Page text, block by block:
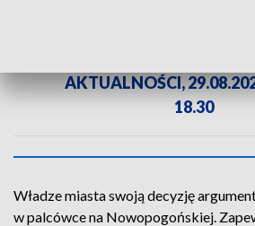
AKTUALNOŚCI,
18.30
Władze miasta swoją decyzję
w palcówce na Nowopogońskiej.